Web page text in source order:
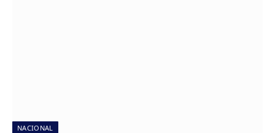
NACIONAL